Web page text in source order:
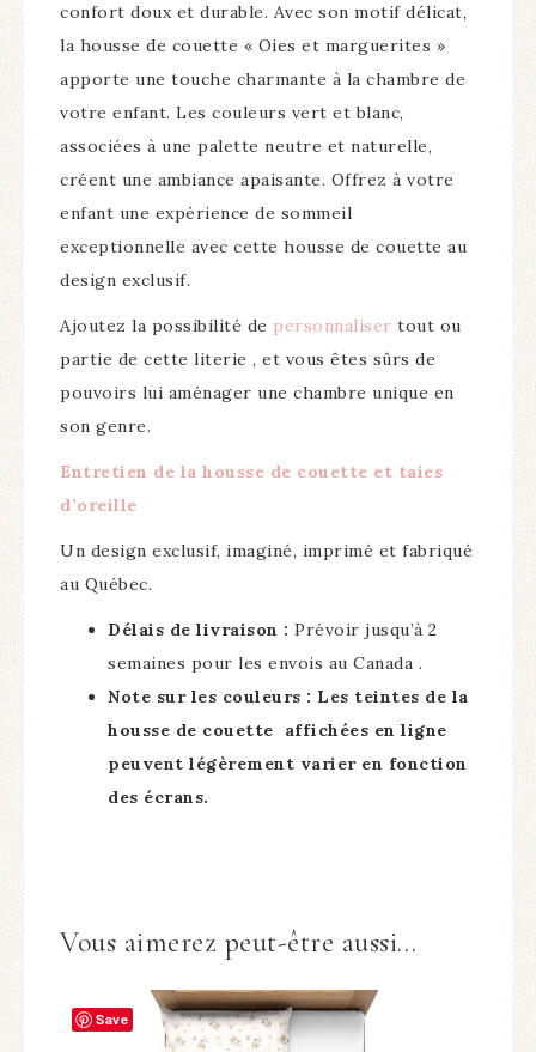
confort doux et durable. Avec son motif délicat,
la housse de couette « Oies et marguerites »
apporte une touche charmante à la chambre de
votre enfant. Les couleurs vert et blanc,
associées à une palette neutre et naturelle,
créent une ambiance apaisante. Offrez à votre
enfant une expérience de sommeil
exceptionnelle avec cette housse de couette au
design exclusif.
Ajoutez la possibilité de personnaliser tout ou
partie de cette literie , et vous êtes sûrs de
pouvoirs lui aménager une chambre unique en
son genre.
Entretien de la housse de couette et taies
d’oreille
Un design exclusif, imaginé, imprimé et fabriqué
au Québec.
Délais de livraison : Prévoir jusqu’à 2
semaines pour les envois au Canada .
Note sur les couleurs : Les teintes de la
housse de couette affichées en ligne
peuvent légèrement varier en fonction
des écrans.
Vous aimerez peut-être aussi…
Save